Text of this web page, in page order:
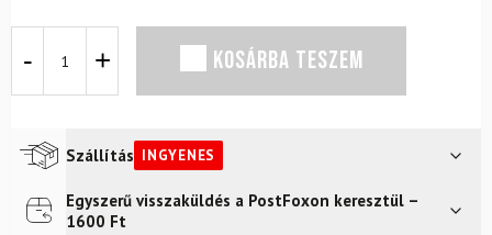
síszemüveg
Black
Matte-
mennyiség
KOSÁRBA TESZEM
Szállítás INGYENES
Futár a címreIngyenes
Egyszerű visszaküldés a PostFoxon keresztül –
1600 Ft